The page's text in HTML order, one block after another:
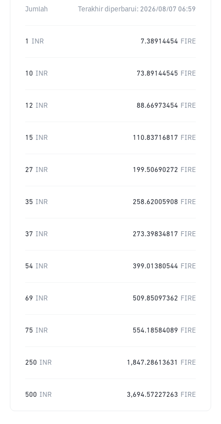
Jumlah Terakhir diperbarui: 2026/08/07 06:59
1 INR 7.38914454 FIRE
10 INR 73.89144545 FIRE
12 INR 88.66973454 FIRE
15 INR 110.83716817 FIRE
27 INR 199.50690272 FIRE
35 INR 258.62005908 FIRE
37 INR 273.39834817 FIRE
54 INR 399.01380544 FIRE
69 INR 509.85097362 FIRE
75 INR 554.18584089 FIRE
250 INR 1,847.28613631 FIRE
500 INR 3,694.57227263 FIRE